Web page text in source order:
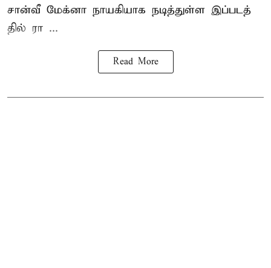
சான்வீ மேக்னா நாயகி​யாக நடித்​துள்ள இப்​படத்​
தில் ரா ...
Read More